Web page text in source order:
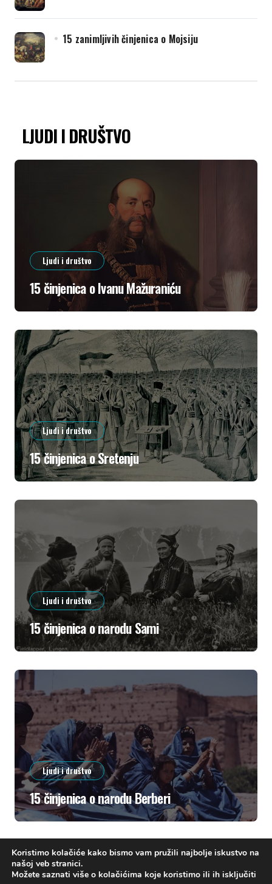
15 zanimljivih činjenica o Mojsiju
LJUDI I DRUŠTVO
Ljudi i društvo
15 činjenica o Ivanu Mažuraniću
Ljudi i društvo
15 činjenica o Sretenju
Ljudi i društvo
15 činjenica o narodu Sami
Ljudi i društvo
15 činjenica o narodu Berberi
Koristimo kolačiće kako bismo vam pružili najbolje iskustvo na
našoj veb stranici.
Možete saznati više o kolačićima koje koristimo ili ih isključiti